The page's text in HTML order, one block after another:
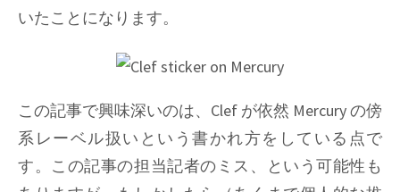
いたことになります。
この記事で興味深いのは、Clef が依然 Mercury の傍
系レーベル扱いという書かれ方をしている点で
す。この記事の担当記者のミス、という可能性も